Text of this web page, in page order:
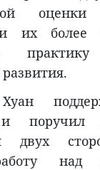
оценки
их более
практику
и поручил
двух
над